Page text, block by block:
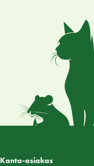
Kanta-asiakas